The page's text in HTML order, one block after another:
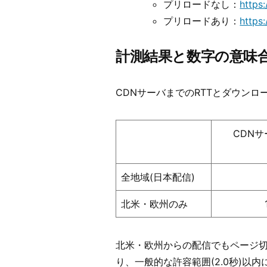
プリロードなし：
プリロードあり：
計測結果と数字の意味
CDNサーバまでのRTTとダウン
CDNサ
全地域(日本配信)
北米・欧州のみ
北米・欧州からの配信でもページ
り、一般的な許容範囲(2.0秒)以内